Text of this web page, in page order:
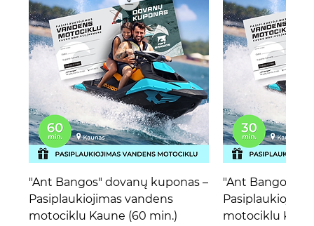
"Ant Bangos" dovanų kuponas –
Pasiplaukiojimas vandens
motociklu Kaune (60 min.)
"Ant Bangos"
motociklu